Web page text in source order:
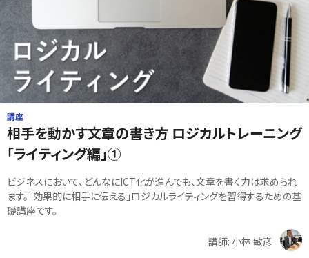
講座
相手を動かす文章の書き方 ロジカルトレーニング
「ライティング編」①
ビジネスにおいて、どんなにICT化が進んでも、文章を書く力は求められ
ます。「効果的に相手に伝える」ロジカルライティングを習得するための基
礎講座です。
講師: 小林 敏彦